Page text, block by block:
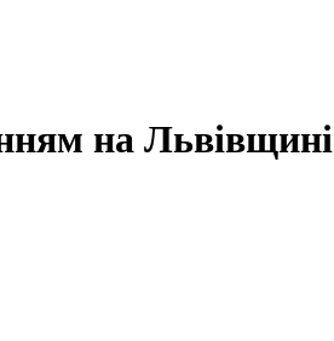
на Львівщині